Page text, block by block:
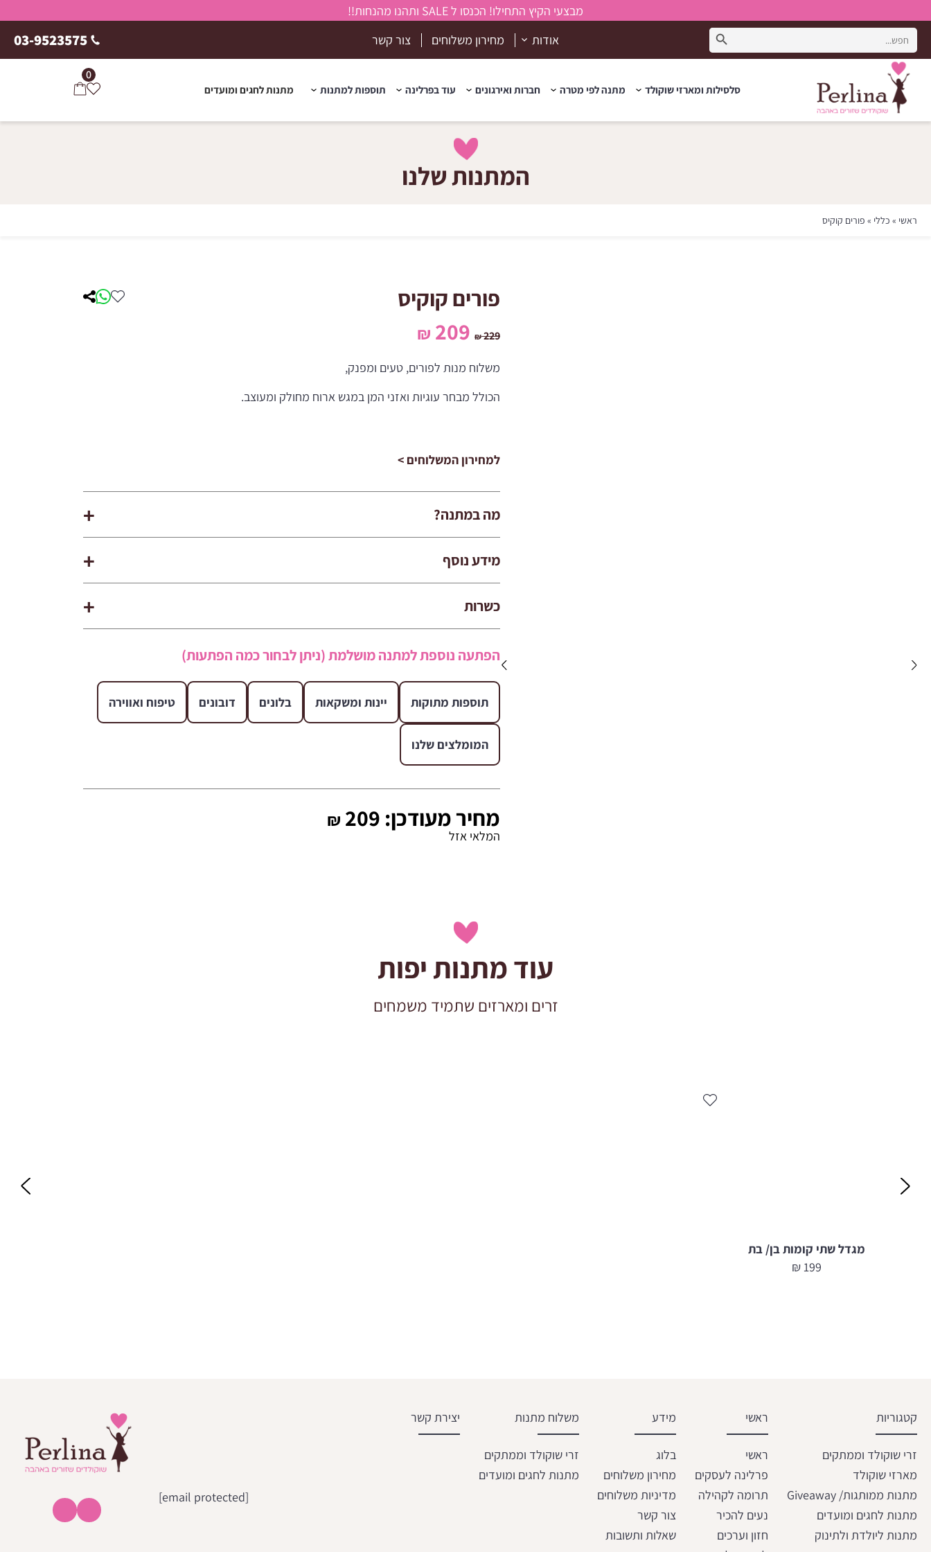
מבצעי הקיץ התחילו! הכנסו ל SALE ותהנו מהנחות!!
Search
for:
Search Button
אודות מחירון משלוחים צור קשר 03-9523575
סלסילות ומארזי שוקולד מתנה לפי מטרה חברות ואירגונים עוד בפרלינה תוספות למתנות מתנות לחגים ומועדים
0
המתנות שלנו
ראשי » כללי » פורים קוקיס
פורים קוקיס
229
₪ המחיר
המקורי
229 ₪.
209
₪
הוא:
209 ₪.
משלוח מנות לפורים, טעים ומפנק,
הכולל מבחר עוגיות ואזני המן במגש ארוח מחולק ומעוצב.
למחירון המשלוחים >
מה במתנה?
מידע נוסף
כשרות
הפתעה נוספת למתנה מושלמת (ניתן לבחור כמה הפתעות)
תוספות מתוקות יינות ומשקאות בלונים דובונים טיפוח ואווירה
המומלצים שלנו
מחיר מעודכן: 209
₪
המלאי אזל
עוד מתנות יפות
זרים ומארזים שתמיד משמחים
מגדל שתי קומות בן/ בת
199
₪
קטגוריות
זרי שוקולד וממתקים
מארזי שוקולד
מתנות ממותגות/ Giveaway
מתנות לחגים ומועדים
מתנות ליולדת ולתינוק
ראשי
ראשי
פרלינה לעסקים
תרומה לקהילה
נעים להכיר
חזון וערכים
מידע
בלוג
מחירון משלוחים
מדיניות משלוחים
צור קשר
שאלות ותשובות
משלוח מתנות
זרי שוקולד וממתקים
מתנות לחגים ומועדים
יצירת קשר
[email protected]